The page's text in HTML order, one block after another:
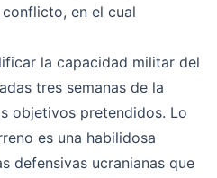
en el cual
la capacidad militar del
tres semanas de la
objetivos pretendidos. Lo
es una habilidosa
defensivas ucranianas que